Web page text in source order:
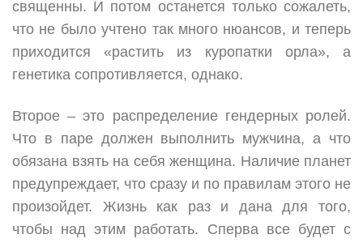
священны. И потом останется только сожалеть,
что не было учтено так много нюансов, и теперь
приходится «растить из куропатки орла», а
генетика сопротивляется, однако.
Второе – это распределение гендерных ролей.
Что в паре должен выполнить мужчина, а что
обязана взять на себя женщина. Наличие планет
предупреждает, что сразу и по правилам этого не
произойдет. Жизнь как раз и дана для того,
чтобы над этим работать. Сперва все будет с